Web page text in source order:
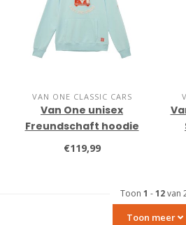
VAN ONE CLASSIC CARS
Van One unisex
Freundschaft hoodie
spun sugar
€119,99
Toon 1 -12van
Toon meer